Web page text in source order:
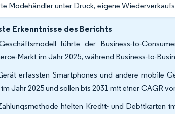
Modehändler unter Druck, eigene
Erkenntnisse des Berichts
führte der Business-to-
Markt im Jahr 2025, während Business-to-
erfassten Smartphones und andere mobile
Jahr 2025 und sollen bis 2031 mit einer CAGR
hielten Kredit- und Debitkarten